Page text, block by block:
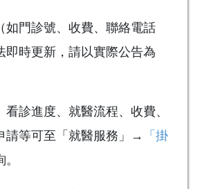
門診號、收費、聯絡電話
即時更新，請以實際公告為
診進度、就醫流程、收費、
請等可至「就醫服務」→
「掛